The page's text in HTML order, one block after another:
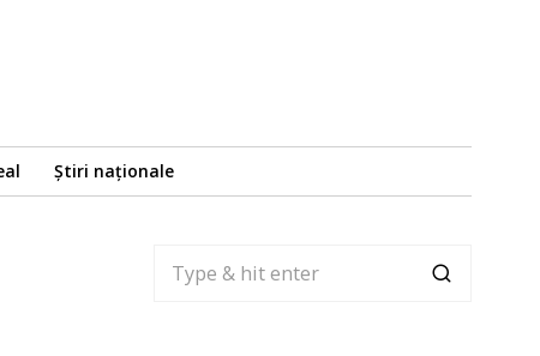
Știri naționale